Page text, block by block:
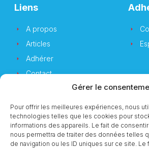
Gérer le
Pour offrir les meilleures expériences, nous
technologies telles que les cookies pour
informations des appareils. Le fait de
nous permettra de traiter des données telles
de navigation ou les ID uniques sur ce site.
Liens
A propos
Articles
Adhérer
Contact
Newsletter
Vous souhaitez suivre notre actualité ?